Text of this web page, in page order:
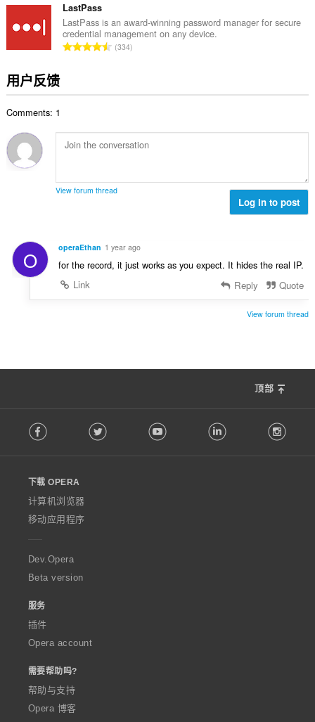
次
数
：
LastPass
LastPass is an award-winning password manager for secure
credential management on any device.
总334
用户反馈
Comments: 1
View forum thread
Log in to post
O operaEthan 1 year ago
for the record, it just works as you expect. It hides the real IP.
Link
Reply Quote
View forum thread
顶部
o
w
O
p
e
a
Facebook Twitter Youtube LinkedIn
下载 OPERA
计算机浏览器
移动应用程序
Dev.Opera
Beta version
服务
插件
Opera account
需要帮助吗?
帮助与支持
Opera 博客